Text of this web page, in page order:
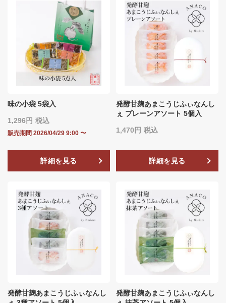
味の小袋 5袋入
1,296 税込
販売期間 2026/04/29 9:00 〜
詳細を見る
発酵甘麹あまこうじふぃなんし
ぇ プレーンアソート 5個入
1,470 税込
詳細を見る
発酵甘麹あまこうじふぃなんし
発酵甘麹あまこうじふぃなんし